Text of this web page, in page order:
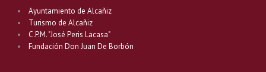
Ayuntamiento de Alcañiz
Turismo de Alcañiz
C.P.M. "José Peris Lacasa"
Fundación Don Juan De Borbón